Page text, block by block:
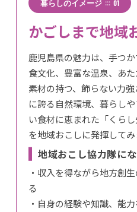
暮らしのイメージ ::: 01
かごしまで地域
鹿児島県の魅力は、手つ
食文化、豊富な温泉、あ
素材の持つ、飾らない力
に誇る自然環境、暮らし
い食材に恵まれた「くら
を地域おこしに発揮してみ
地域おこし協力隊に
・収入を得ながら地方創
る
・自身の経験や知識、能